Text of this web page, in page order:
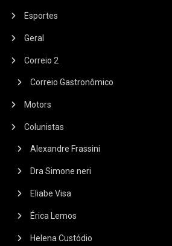
Esportes
Geral
Correio 2
Correio Gastronômico
Motors
Colunistas
Alexandre Frassini
Dra Simone neri
Eliabe Visa
Érica Lemos
Helena Custódio